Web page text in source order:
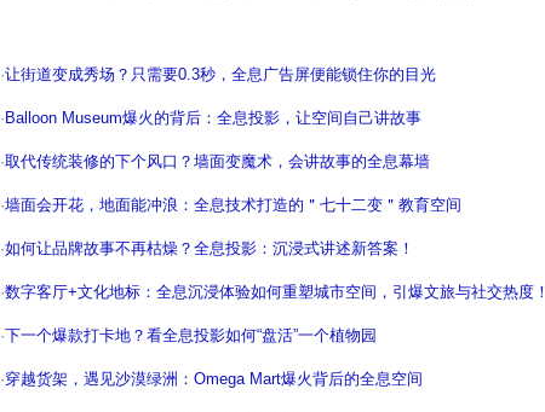
·让街道变成秀场？只需要0.3秒，全息广告屏便能锁住你的目光
· Balloon Museum爆火的背后：全息投影，让空间自己讲故事
·取代传统装修的下个风口？墙面变魔术，会讲故事的全息幕墙
·墙面会开花，地面能冲浪：全息技术打造的＂七十二变＂教育空间
·如何让品牌故事不再枯燥？全息投影：沉浸式讲述新答案！
·数字客厅+文化地标：全息沉浸体验如何重塑城市空间，引爆文旅与社交热度！
·下一个爆款打卡地？看全息投影如何“盘活”一个植物园
·穿越货架，遇见沙漠绿洲：Omega Mart爆火背后的全息空间